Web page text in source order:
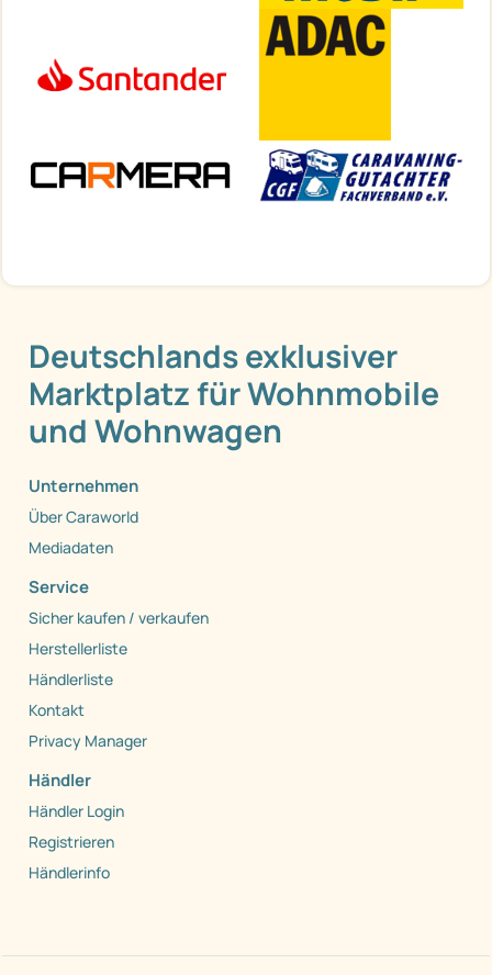
Deutschlands exklusiver
Marktplatz für Wohnmobile
und Wohnwagen
Unternehmen
Über Caraworld
Mediadaten
Service
Sicher kaufen / verkaufen
Herstellerliste
Händlerliste
Kontakt
Privacy Manager
Händler
Händler Login
Registrieren
Händlerinfo